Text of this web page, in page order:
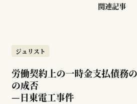
関連記事
ジュリスト
労働契約上の一時金支払債務
の成否
—日東電工事件